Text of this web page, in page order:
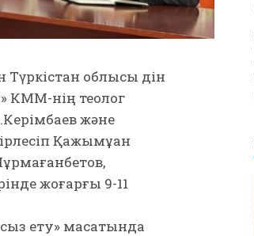
Түркістан облысы дін
КММ-нің теолог
және
Қажымұқан
жоғарғы 9-11
ету» мақсатында